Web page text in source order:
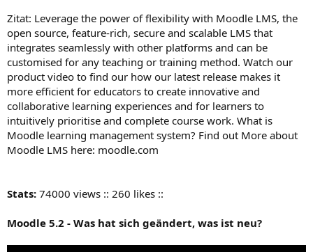
Zitat: Leverage the power of flexibility with Moodle LMS, the
open source, feature-rich, secure and scalable LMS that
integrates seamlessly with other platforms and can be
customised for any teaching or training method. Watch our
product video to find our how our latest release makes it
more efficient for educators to create innovative and
collaborative learning experiences and for learners to
intuitively prioritise and complete course work. What is
Moodle learning management system? Find out More about
Moodle LMS here: moodle.com
Stats: 74000 views :: 260 likes ::
Moodle 5.2 - Was hat sich geändert, was ist neu?